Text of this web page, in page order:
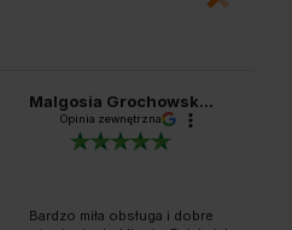
Malgosia Grochowsk...
Opinia zewnętrzna
Bardzo miła obsługa i dobre